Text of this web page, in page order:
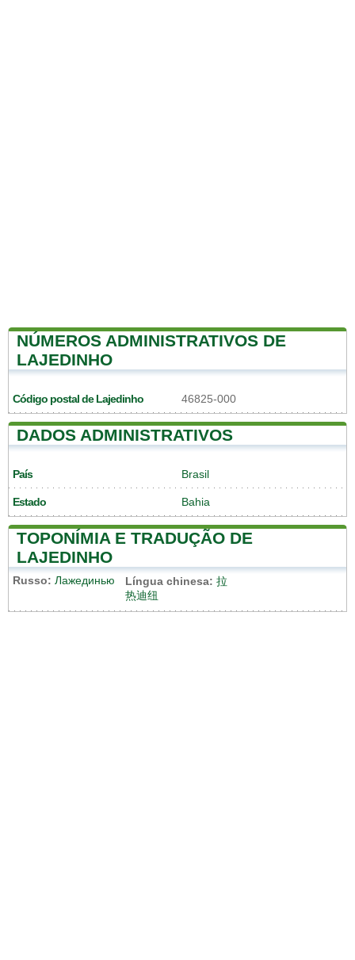
NÚMEROS ADMINISTRATIVOS DE
LAJEDINHO
Código postal de Lajedinho 46825-000
DADOS ADMINISTRATIVOS
País Brasil
Estado Bahia
TOPONÍMIA E TRADUÇÃO DE
LAJEDINHO
Russo: Лажединью Língua chinesa: 拉
热迪纽